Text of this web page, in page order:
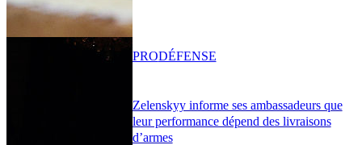
Zelenskyy informe ses ambassadeurs que
leur performance dépend des livraisons
d’armes
PRODÉFENSE